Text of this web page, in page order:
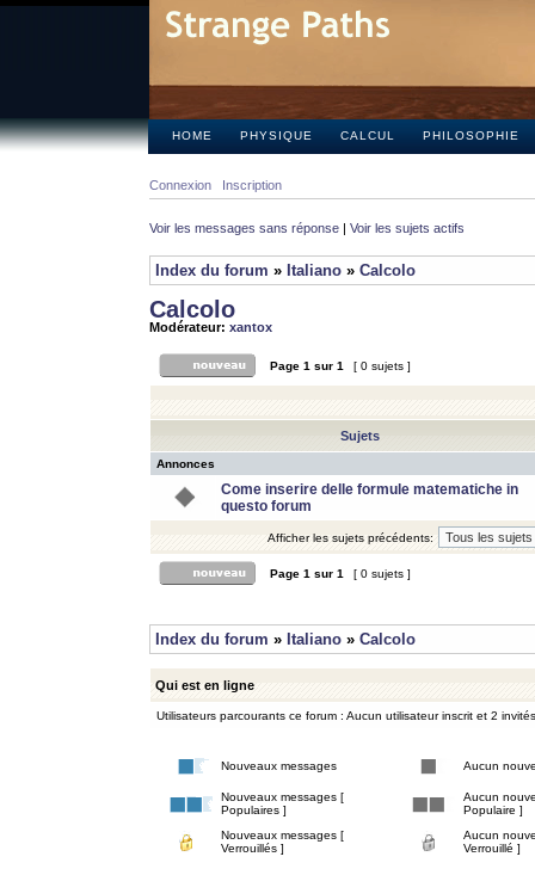
HOME PHYSIQUE CALCUL PHILOSOPHIE
Connexion Inscription
Voir les messages sans réponse | Voir les sujets actifs
Index du forum » Italiano » Calcolo
Calcolo
Modérateur: xantox
Page 1 sur 1 [ 0 sujets ]
Sujets
Annonces
Come inserire delle formule matematiche in
questo forum
Afficher les sujets précédents:
Page 1 sur 1 [ 0 sujets ]
Index du forum » Italiano » Calcolo
Qui est en ligne
Utilisateurs parcourants ce forum : Aucun utilisateur inscrit et 2 invités
Nouveaux messages Aucun
Nouveaux messages [
Populaires ]
Aucun
Populaire ]
Nouveaux messages [
Verrouillés ]
Aucun
Verrouillé ]